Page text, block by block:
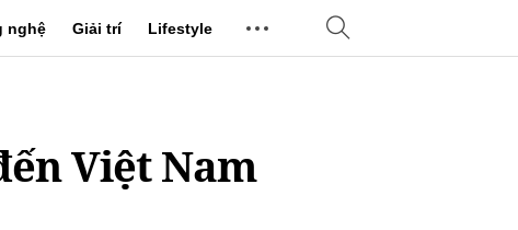
nghệ Giải trí Lifestyle
Việt Nam